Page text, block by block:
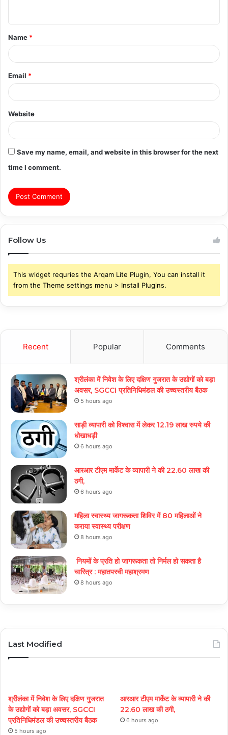
t
*
Name *
Email *
Website
Save my name, email, and website in this browser for the next
time I comment.
Follow Us
This widget requries the Arqam Lite Plugin, You can install it
from the Theme settings menu > Install Plugins.
Recent Popular Comments
श्रीलंका में निवेश के लिए दक्षिण गुजरात के उद्योगों को बड़ा
अवसर, SGCCI प्रतिनिधिमंडल की उच्चस्तरीय बैठक
5 hours ago
साड़ी व्यापारी को विश्वास में लेकर 12.19 लाख रुपये की
धोखाधड़ी
6 hours ago
आरआर टीएम मार्केट के व्यापारी ने की 22.60 लाख की
ठगी,
6 hours ago
महिला स्वास्थ्य जागरूकता शिविर में 80 महिलाओं ने
कराया स्वास्थ्य परीक्षण
8 hours ago
नियमों के प्रति हो जागरूकता तो निर्मल हो सकता है
चारित्र : महातपस्वी महाश्रमण
8 hours ago
Last Modified
श्रीलंका में निवेश के लिए दक्षिण गुजरात
के उद्योगों को बड़ा अवसर, SGCCI
प्रतिनिधिमंडल की उच्चस्तरीय बैठक
5 hours ago
आरआर टीएम मार्केट के व्यापारी ने की
22.60 लाख की ठगी,
6 hours ago